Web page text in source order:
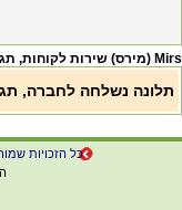
Mirs (מירס) שירות לקוחות ,
תלונה נשלחה לחברה,
כל הזכויות